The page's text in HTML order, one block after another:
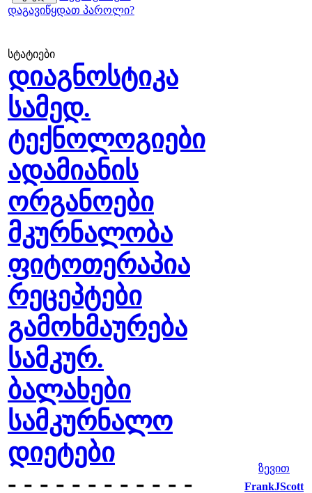
დაგავიწყდათ პაროლი?
სტატიები
დიაგნოსტიკა
სამედ.
ტექნოლოგიები
ადამიანის
ორგანოები
მკურნალობა
ფიტოთერაპია
რეცეპტები
გამოხმაურება
სამკურ.
ბალახები
სამკურნალო
დიეტები
- - - - - - - - - - - -
ზევით
FrankJScott